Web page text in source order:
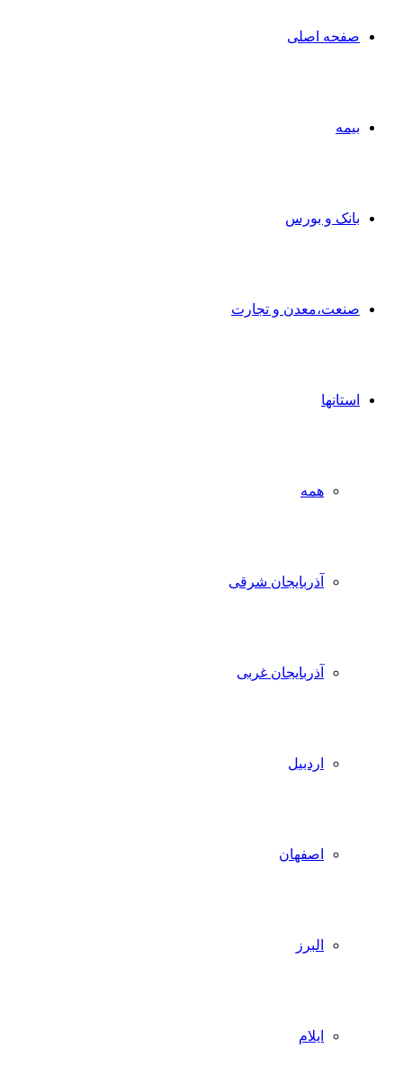
صفحه اصلی
بیمه
بانک و بورس
صنعت،معدن و تجارت
استانها
همه
آذربایجان شرقی
آذربایجان غربی
اردبیل
اصفهان
البرز
ایلام